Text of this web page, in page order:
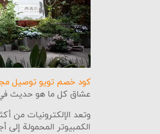
كود خصم تويو توصيل
عشاق كل ما هو حديث في
وتعد الإلكترونيات من
الكمبيوتر المحمولة إلى